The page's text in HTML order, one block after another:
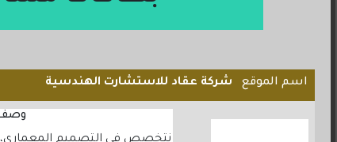
اسم الموقع شركة عقاد للاستشارت الهندسية
وصف